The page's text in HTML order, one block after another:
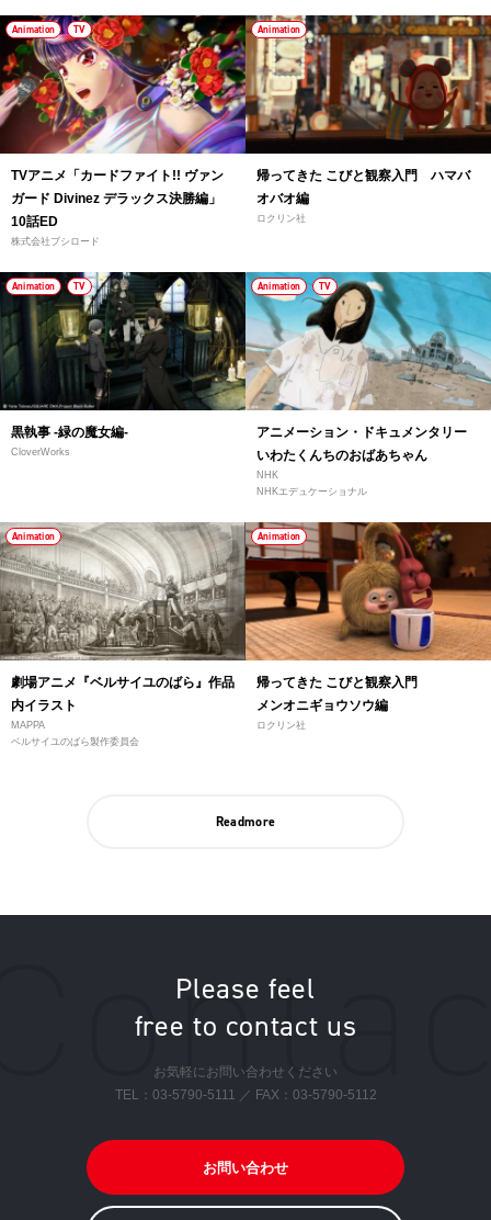
Animation TV
TVアニメ「カードファイト!! ヴァン
ガード Divinez デラックス決勝編」
10話ED
株式会社ブシロード
Animation
帰ってきた こびと観察入門 ハマバ
オバオ編
ロクリン社
Animation TV
黒執事 -緑の魔女編-
CloverWorks
Animation TV
アニメーション・ドキュメンタリー
いわたくんちのおばあちゃん
NHK
NHKエデュケーショナル
Animation
劇場アニメ『ベルサイユのばら』作品
内イラスト
MAPPA
ベルサイユのばら製作委員会
Animation
帰ってきた こびと観察入門
メンオニギョウソウ編
ロクリン社
Readmore
Please feel
free to contact us
お気軽にお問い合わせください
TEL： 03-5790-5111 ／ FAX：03-5790-5112
お問い合わせ